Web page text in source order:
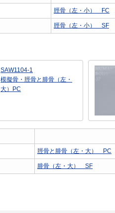
脛骨（左・小） FC
脛骨（左・小） SF
SAW1104-1
模擬骨・脛骨と腓骨（左・
大）PC
脛骨と腓骨（左・大） PC
腓骨（左・大） SF